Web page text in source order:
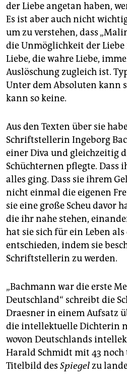
der Liebe angetan haben,
Es ist aber auch nicht
um zu verstehen, dass
die Unmöglichkeit der Liebe
Liebe, die wahre Liebe,
Auslöschung zugleich ist.
Unter dem Absoluten kann
kann so keine.
Aus den Texten über sie
Schriftstellerin Ingeborg
einer Diva und gleichzeitig
Schüchternen pflegte. Dass
alles ging. Dass sie ihrem
nicht einmal die eigenen
sie eine große Scheu davor
die ihr nahe stehen,
hat sie sich für ein Leben
entschieden, indem sie
Schriftstellerin zu werden.
„Bachmann war die erste
Deutschland“ schreibt die
Draesner in einem Aufsatz
die intellektuelle Dichterin
wovon Deutschlands
Harald Schmidt mit 43
Titelbild des Spiegelzu